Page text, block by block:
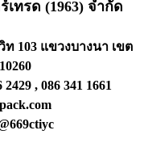
ทรด (1963) จำกัด
103 แขวงบางนา เขต
, 086 341 1661